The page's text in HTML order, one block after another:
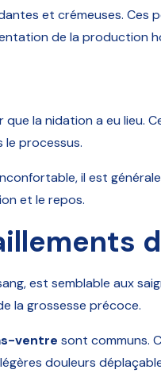
et crémeuses.
de la production
que la nidation a eu lieu.
le processus.
il est
et le repos.
est semblable aux
la grossesse précoce.
ventre sont communs.
douleurs